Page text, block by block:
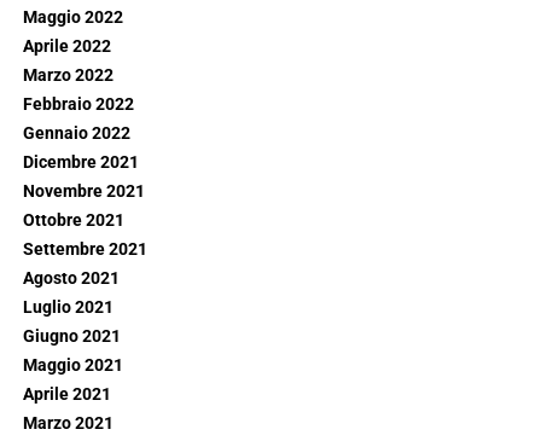
Maggio 2022
Aprile 2022
Marzo 2022
Febbraio 2022
Gennaio 2022
Dicembre 2021
Novembre 2021
Ottobre 2021
Settembre 2021
Agosto 2021
Luglio 2021
Giugno 2021
Maggio 2021
Aprile 2021
Marzo 2021